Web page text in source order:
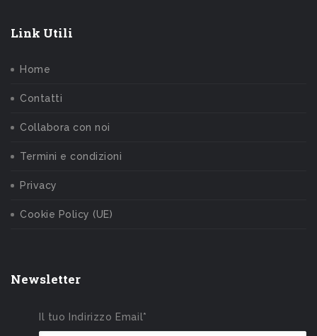
Link Utili
Home
Contatti
Collabora con noi
Termini e condizioni
Privacy
Cookie Policy (UE)
Newsletter
Il tuo Indirizzo Email*